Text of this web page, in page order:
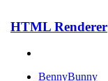
HTML Renderer
BennyBunny